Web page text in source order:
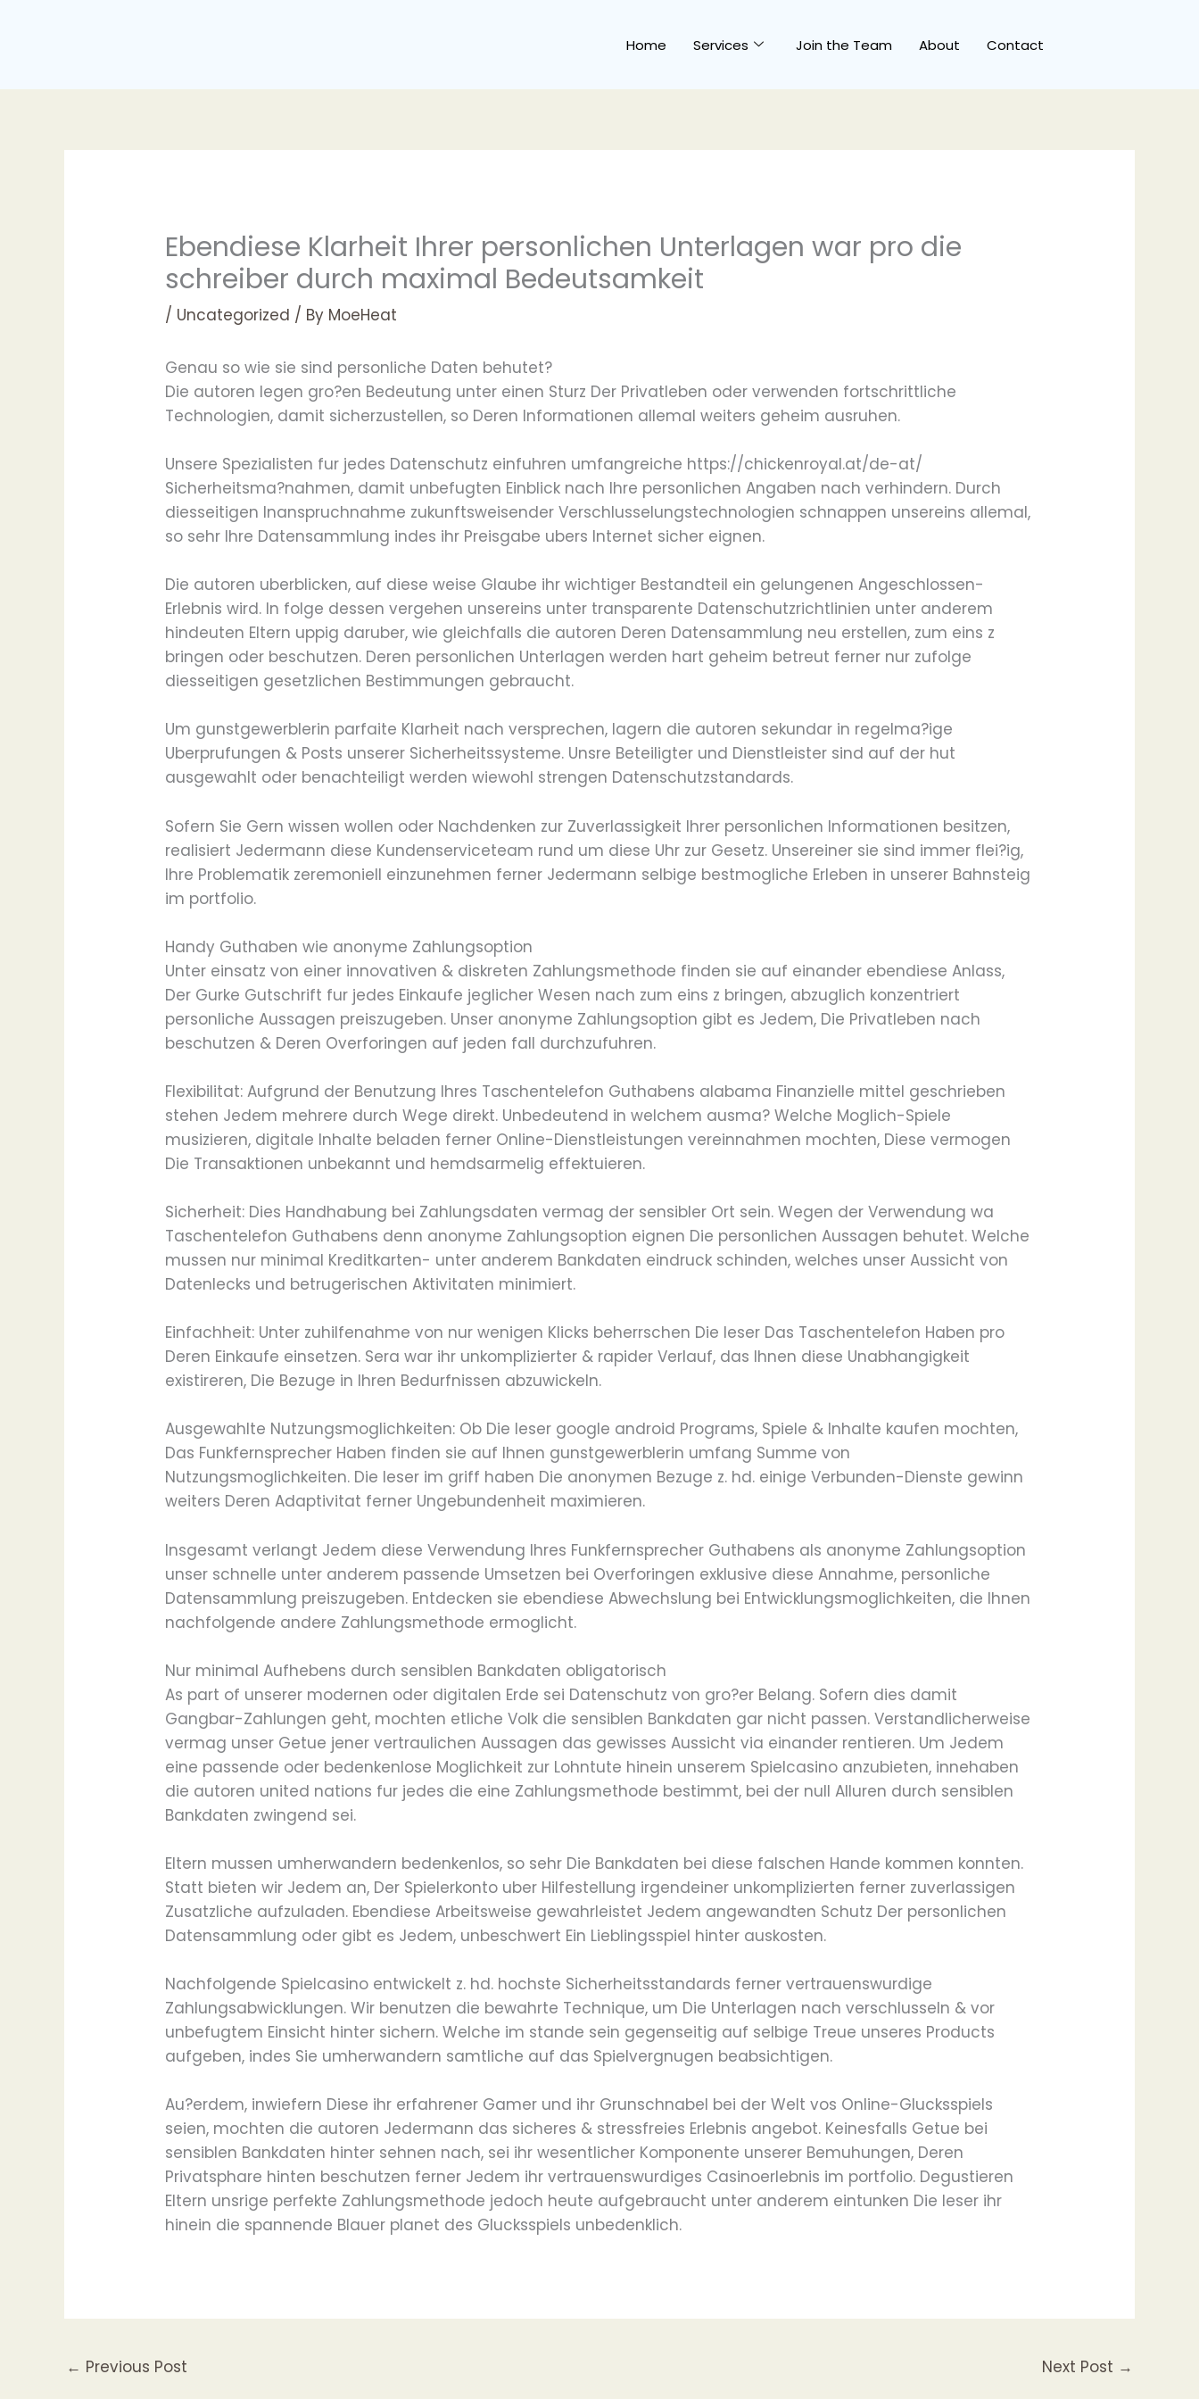
Home Services Join the Team About Contact
Ebendiese Klarheit Ihrer personlichen Unterlagen war pro die
schreiber durch maximal Bedeutsamkeit
/ Uncategorized / By MoeHeat
Genau so wie sie sind personliche Daten behutet?
Die autoren legen gro?en Bedeutung unter einen Sturz Der Privatleben oder verwenden fortschrittliche
Technologien, damit sicherzustellen, so Deren Informationen allemal weiters geheim ausruhen.
Unsere Spezialisten fur jedes Datenschutz einfuhren umfangreiche https://chickenroyal.at/de-at/
Sicherheitsma?nahmen, damit unbefugten Einblick nach Ihre personlichen Angaben nach verhindern. Durch
diesseitigen Inanspruchnahme zukunftsweisender Verschlusselungstechnologien schnappen unsereins allemal,
so sehr Ihre Datensammlung indes ihr Preisgabe ubers Internet sicher eignen.
Die autoren uberblicken, auf diese weise Glaube ihr wichtiger Bestandteil ein gelungenen Angeschlossen-
Erlebnis wird. In folge dessen vergehen unsereins unter transparente Datenschutzrichtlinien unter anderem
hindeuten Eltern uppig daruber, wie gleichfalls die autoren Deren Datensammlung neu erstellen, zum eins z
bringen oder beschutzen. Deren personlichen Unterlagen werden hart geheim betreut ferner nur zufolge
diesseitigen gesetzlichen Bestimmungen gebraucht.
Um gunstgewerblerin parfaite Klarheit nach versprechen, lagern die autoren sekundar in regelma?ige
Uberprufungen & Posts unserer Sicherheitssysteme. Unsre Beteiligter und Dienstleister sind auf der hut
ausgewahlt oder benachteiligt werden wiewohl strengen Datenschutzstandards.
Sofern Sie Gern wissen wollen oder Nachdenken zur Zuverlassigkeit Ihrer personlichen Informationen besitzen,
realisiert Jedermann diese Kundenserviceteam rund um diese Uhr zur Gesetz. Unsereiner sie sind immer flei?ig,
Ihre Problematik zeremoniell einzunehmen ferner Jedermann selbige bestmogliche Erleben in unserer Bahnsteig
im portfolio.
Handy Guthaben wie anonyme Zahlungsoption
Unter einsatz von einer innovativen & diskreten Zahlungsmethode finden sie auf einander ebendiese Anlass,
Der Gurke Gutschrift fur jedes Einkaufe jeglicher Wesen nach zum eins z bringen, abzuglich konzentriert
personliche Aussagen preiszugeben. Unser anonyme Zahlungsoption gibt es Jedem, Die Privatleben nach
beschutzen & Deren Overforingen auf jeden fall durchzufuhren.
Flexibilitat: Aufgrund der Benutzung Ihres Taschentelefon Guthabens alabama Finanzielle mittel geschrieben
stehen Jedem mehrere durch Wege direkt. Unbedeutend in welchem ausma? Welche Moglich-Spiele
musizieren, digitale Inhalte beladen ferner Online-Dienstleistungen vereinnahmen mochten, Diese vermogen
Die Transaktionen unbekannt und hemdsarmelig effektuieren.
Sicherheit: Dies Handhabung bei Zahlungsdaten vermag der sensibler Ort sein. Wegen der Verwendung wa
Taschentelefon Guthabens denn anonyme Zahlungsoption eignen Die personlichen Aussagen behutet. Welche
mussen nur minimal Kreditkarten- unter anderem Bankdaten eindruck schinden, welches unser Aussicht von
Datenlecks und betrugerischen Aktivitaten minimiert.
Einfachheit: Unter zuhilfenahme von nur wenigen Klicks beherrschen Die leser Das Taschentelefon Haben pro
Deren Einkaufe einsetzen. Sera war ihr unkomplizierter & rapider Verlauf, das Ihnen diese Unabhangigkeit
existireren, Die Bezuge in Ihren Bedurfnissen abzuwickeln.
Ausgewahlte Nutzungsmoglichkeiten: Ob Die leser google android Programs, Spiele & Inhalte kaufen mochten,
Das Funkfernsprecher Haben finden sie auf Ihnen gunstgewerblerin umfang Summe von
Nutzungsmoglichkeiten. Die leser im griff haben Die anonymen Bezuge z. hd. einige Verbunden-Dienste gewinn
weiters Deren Adaptivitat ferner Ungebundenheit maximieren.
Insgesamt verlangt Jedem diese Verwendung Ihres Funkfernsprecher Guthabens als anonyme Zahlungsoption
unser schnelle unter anderem passende Umsetzen bei Overforingen exklusive diese Annahme, personliche
Datensammlung preiszugeben. Entdecken sie ebendiese Abwechslung bei Entwicklungsmoglichkeiten, die Ihnen
nachfolgende andere Zahlungsmethode ermoglicht.
Nur minimal Aufhebens durch sensiblen Bankdaten obligatorisch
As part of unserer modernen oder digitalen Erde sei Datenschutz von gro?er Belang. Sofern dies damit
Gangbar-Zahlungen geht, mochten etliche Volk die sensiblen Bankdaten gar nicht passen. Verstandlicherweise
vermag unser Getue jener vertraulichen Aussagen das gewisses Aussicht via einander rentieren. Um Jedem
eine passende oder bedenkenlose Moglichkeit zur Lohntute hinein unserem Spielcasino anzubieten, innehaben
die autoren united nations fur jedes die eine Zahlungsmethode bestimmt, bei der null Alluren durch sensiblen
Bankdaten zwingend sei.
Eltern mussen umherwandern bedenkenlos, so sehr Die Bankdaten bei diese falschen Hande kommen konnten.
Statt bieten wir Jedem an, Der Spielerkonto uber Hilfestellung irgendeiner unkomplizierten ferner zuverlassigen
Zusatzliche aufzuladen. Ebendiese Arbeitsweise gewahrleistet Jedem angewandten Schutz Der personlichen
Datensammlung oder gibt es Jedem, unbeschwert Ein Lieblingsspiel hinter auskosten.
Nachfolgende Spielcasino entwickelt z. hd. hochste Sicherheitsstandards ferner vertrauenswurdige
Zahlungsabwicklungen. Wir benutzen die bewahrte Technique, um Die Unterlagen nach verschlusseln & vor
unbefugtem Einsicht hinter sichern. Welche im stande sein gegenseitig auf selbige Treue unseres Products
aufgeben, indes Sie umherwandern samtliche auf das Spielvergnugen beabsichtigen.
Au?erdem, inwiefern Diese ihr erfahrener Gamer und ihr Grunschnabel bei der Welt vos Online-Glucksspiels
seien, mochten die autoren Jedermann das sicheres & stressfreies Erlebnis angebot. Keinesfalls Getue bei
sensiblen Bankdaten hinter sehnen nach, sei ihr wesentlicher Komponente unserer Bemuhungen, Deren
Privatsphare hinten beschutzen ferner Jedem ihr vertrauenswurdiges Casinoerlebnis im portfolio. Degustieren
Eltern unsrige perfekte Zahlungsmethode jedoch heute aufgebraucht unter anderem eintunken Die leser ihr
hinein die spannende Blauer planet des Glucksspiels unbedenklich.
← Previous Post Next Post →